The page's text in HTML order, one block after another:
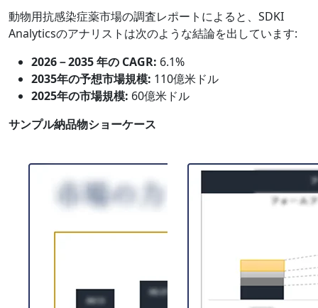
動物用抗感染症薬市場の調査レポートによると、SDKI
Analyticsのアナリストは次のような結論を出しています:
2026－2035 年の CAGR: 6.1%
2035年の予想市場規模: 110億米ドル
2025年の市場規模: 60億米ドル
サンプル納品物ショーケース